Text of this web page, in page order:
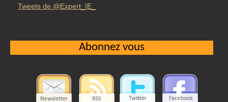
Tweets de @Expert_IE_
Abonnez vous